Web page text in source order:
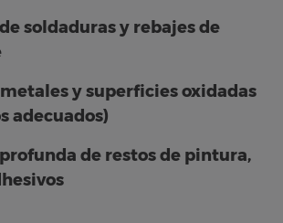
soldaduras y rebajes de
y superficies oxidadas
adecuados)
de restos de pintura,